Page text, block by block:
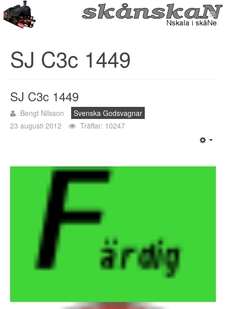
SJ C3c 1449
SJ C3c 1449
Bengt Nilsson
Svenska Godsvagnar
23 augusti 2012
Träffar: 10247